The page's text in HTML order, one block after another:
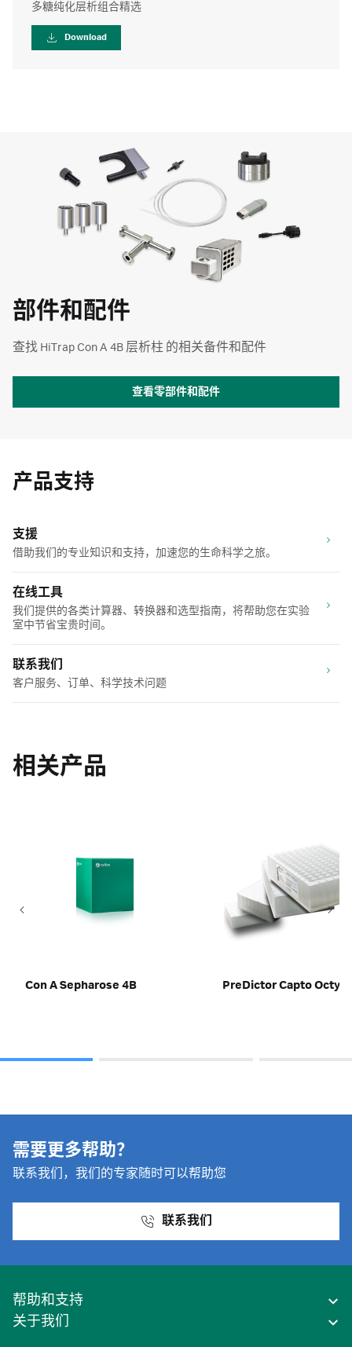
多糖纯化层析组合精选
Download
部件和配件
查找 HiTrap Con A 4B 层析柱 的相关备件和配件
查看零部件和配件
产品支持
支援
借助我们的专业知识和支持，加速您的生命科学之旅。
在线工具
我们提供的各类计算器、转换器和选型指南，将帮助您在实验
室中节省宝贵时间。
联系我们
客户服务、订单、科学技术问题
相关产品
Con A Sepharose 4B PreDictor Capto Octyl
需要更多帮助？
联系我们，我们的专家随时可以帮助您
联系我们
帮助和支持
关于我们